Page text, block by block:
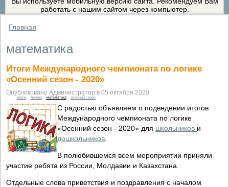
работать с нашим сайтом через компьютер.
Главная
математика
Итоги Международного чемпионата по логике
«Осенний сезон - 2020»
Опубликовано Администратор в 05 октября 2020
итоги логика математика осенний сезон
С радостью объявляем о подведении итогов
Международного чемпионата по логике
«Осенний сезон - 2020» для школьников и
дошкольников
В полюбившемся всем мероприятии приняли
участие ребята из России, Молдавии и Казахстана.
Отдельные слова приветствия и поздравления с началом